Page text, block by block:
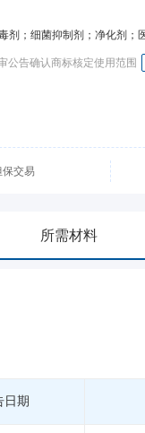
剂；细菌抑制剂；净化剂；
公告确认商标核定使用范围
保交易
所需材料
日期